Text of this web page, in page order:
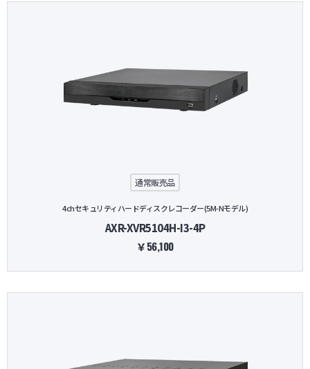
通常販売品
4chセキュリティハードディスクレコーダー(5M-Nモデル)
AXR-XVR5104H-I3-4P
￥56,100